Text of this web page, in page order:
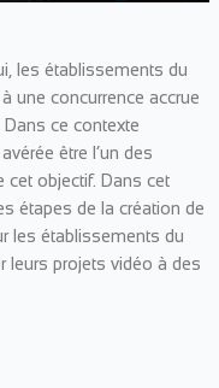
les établissements du
une concurrence accrue
Dans ce contexte
être l’un des
cet objectif. Dans cet
étapes de la création de
les établissements du
leurs projets vidéo à des